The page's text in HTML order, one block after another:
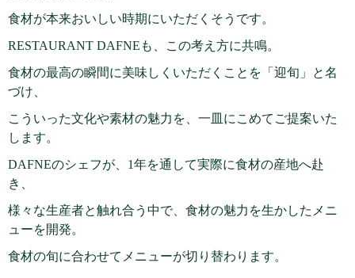
食材が本来おいしい時期にいただくそうです。
RESTAURANT DAFNEも、この考え方に共鳴。
食材の最高の瞬間に美味しくいただくことを「迎旬」と名
づけ、
こういった文化や素材の魅力を、一皿にこめてご提案いた
します。
DAFNEのシェフが、1年を通して実際に食材の産地へ赴
き、
様々な生産者と触れ合う中で、食材の魅力を生かしたメニ
ューを開発。
食材の旬に合わせてメニューが切り替わります。